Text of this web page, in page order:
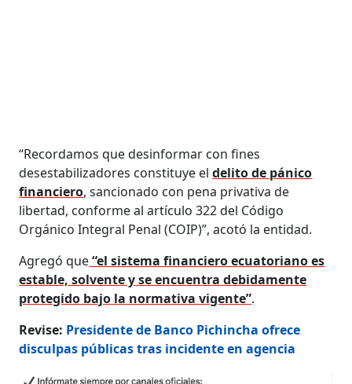
“Recordamos que desinformar con fines
desestabilizadores constituye eldelito de pánico
financiero, sancionado con pena privativa de
libertad, conforme al artículo 322 del Código
Orgánico Integral Penal (COIP)”, acotó la entidad.
Agregó que“el sistema financiero ecuatoriano es
estable, solvente y se encuentra debidamente
protegido bajo la normativa vigente”.
Revise: Presidente de Banco Pichincha ofrece
disculpas públicas tras incidente en agencia